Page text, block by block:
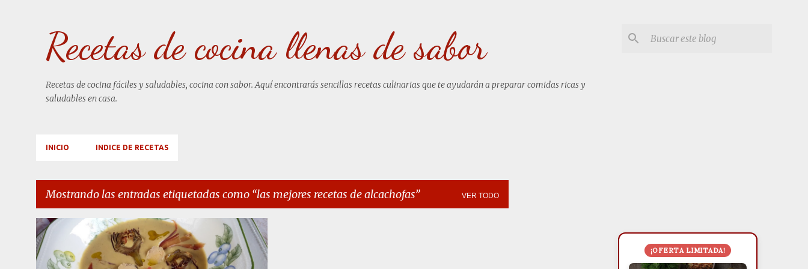
Recetas de cocina llenas de sabor
Recetas de cocina fáciles y saludables, cocina con sabor. Aquí encontrarás sencillas recetas culinarias que te ayudarán a preparar comidas ricas y
saludables en casa.
INICIO INDICE DE RECETAS
Mostrando las entradas etiquetadas como las mejores recetas de alcachofas VER TODO
E
n
ALCACHOFAS CON FOIE +3
¡OFERTA LIMITADA!